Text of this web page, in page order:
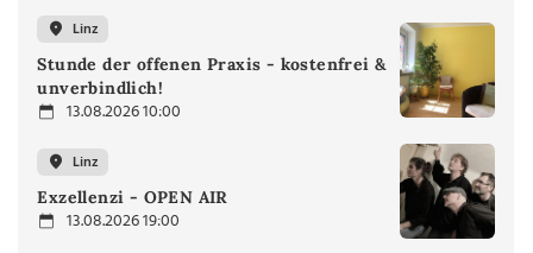
Linz
Stunde der offenen Praxis - kostenfrei &
unverbindlich!
13.08.2026 10:00
Linz
Exzellenzi - OPEN AIR
13.08.2026 19:00